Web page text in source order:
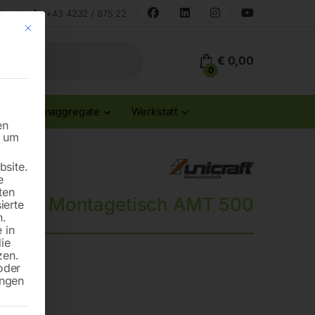
+43 4232 / 875 22
0
€ 0,00
Stromaggregate Werkstatt
und Montagetisch AMT 500
Mit diesem Button wird der Dialog geschlossen. Seine Funktionalität ist
in